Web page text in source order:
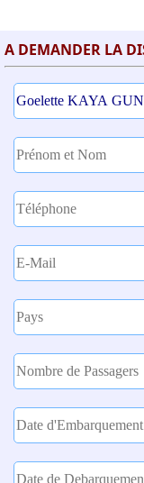
A DEMANDER LA